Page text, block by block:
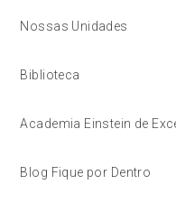
Nossas Unidades
Biblioteca
Academia Einstein de
Blog Fique por Dentro